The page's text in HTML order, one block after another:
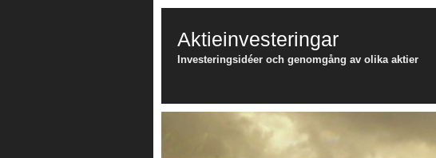
Aktieinvesteringar
Investeringsidéer och genomgång av olika aktier